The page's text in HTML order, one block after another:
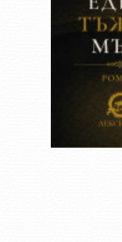
Десет години.